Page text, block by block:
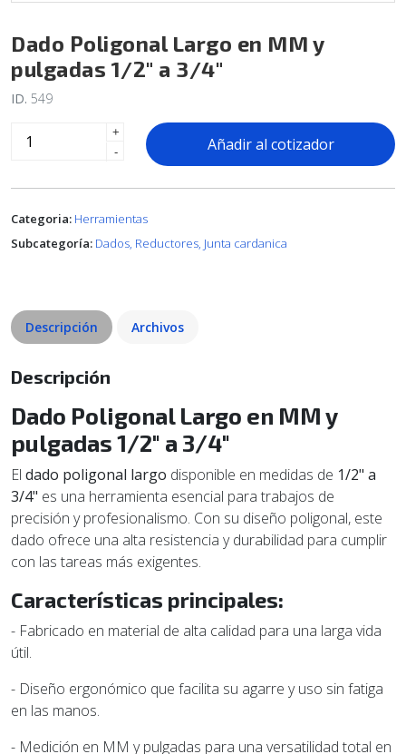
Dado Poligonal Largo en MM y
pulgadas 1/2" a 3/4"
ID. 549
+
-
Añadir al cotizador
Categoria: Herramientas
Subcategoría: Dados, Reductores, Junta cardanica
Descripción Archivos
Descripción
Dado Poligonal Largo en MM y
pulgadas 1/2" a 3/4"
El dado poligonal largo disponible en medidas de 1/2" a
3/4" es una herramienta esencial para trabajos de
precisión y profesionalismo. Con su diseño poligonal, este
dado ofrece una alta resistencia y durabilidad para cumplir
con las tareas más exigentes.
Características principales:
- Fabricado en material de alta calidad para una larga vida
útil.
- Diseño ergonómico que facilita su agarre y uso sin fatiga
en las manos.
- Medición en MM y pulgadas para una versatilidad total en